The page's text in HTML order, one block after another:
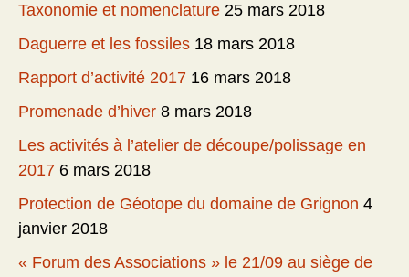
Taxonomie et nomenclature 25 mars 2018
Daguerre et les fossiles 18 mars 2018
Rapport d’activité 2017 16 mars 2018
Promenade d’hiver 8 mars 2018
Les activités à l’atelier de découpe/polissage en
2017 6 mars 2018
Protection de Géotope du domaine de Grignon 4
janvier 2018
« Forum des Associations » le 21/09 au siège de